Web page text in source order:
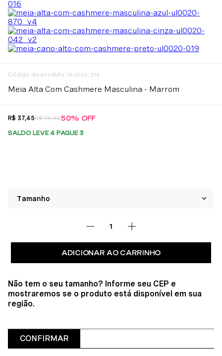
: UL0020_015
Meia Alta Com Cashmere Masculina - Marrom
R$ 37,45R$ 74,9050% OFF
SALDO LEVE 4 PAGUE 3
ADICIONAR AO CARRINHO
Não tem o seu tamanho? Informe seu CEP e
mostraremos se o produto está disponível em sua
região.
CONFIRMAR